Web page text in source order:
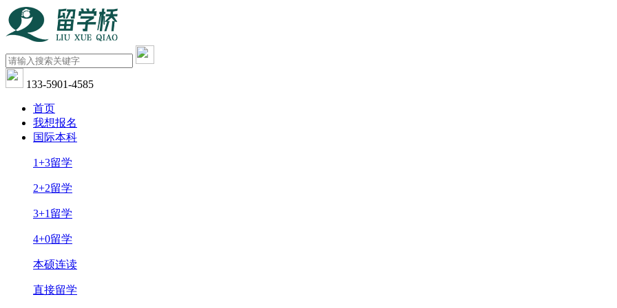
133-5901-4585
首页
我想报名
国际本科
1+3留学
2+2留学
3+1留学
4+0留学
本硕连读
直接留学